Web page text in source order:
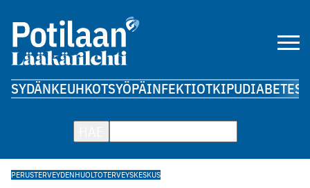
SYDÄNKEUHKOTSYÖPÄINFEKTIOTKIPUDIABETES
PERUSTERVEYDENHUOLTOTERVEYSKESKUS